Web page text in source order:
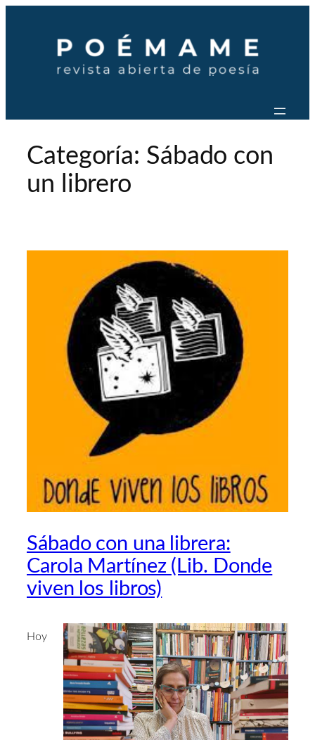
contenido
Categoría: Sábado con
un librero
Sábado con una librera:
Carola Martínez (Lib. Donde
viven los libros)
Hoy